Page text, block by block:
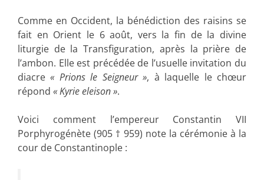
Comme en Occident, la bénédiction des raisins se
fait en Orient le 6 août, vers la fin de la divine
liturgie de la Transfiguration, après la prière de
l’ambon. Elle est précédée de l’usuelle invitation du
diacre« Prions le Seigneur », à laquelle le chœur
répond « Kyrie eleison ».
Voici comment l’empereur Constantin VII
Porphyrogénète (905 † 959) note la cérémonie à la
cour de Constantinople :